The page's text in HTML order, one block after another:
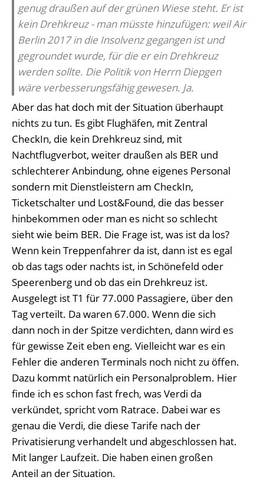
genug draußen auf der grünen Wiese steht. Er ist
kein Drehkreuz - man müsste hinzufügen: weil Air
Berlin 2017 in die Insolvenz gegangen ist und
gegroundet wurde, für die er ein Drehkreuz
werden sollte. Die Politik von Herrn Diepgen
wäre verbesserungsfähig gewesen. Ja.
Aber das hat doch mit der Situation überhaupt
nichts zu tun. Es gibt Flughäfen, mit Zentral
CheckIn, die kein Drehkreuz sind, mit
Nachtflugverbot, weiter draußen als BER und
schlechterer Anbindung, ohne eigenes Personal
sondern mit Dienstleistern am CheckIn,
Ticketschalter und Lost&Found, die das besser
hinbekommen oder man es nicht so schlecht
sieht wie beim BER. Die Frage ist, was ist da los?
Wenn kein Treppenfahrer da ist, dann ist es egal
ob das tags oder nachts ist, in Schönefeld oder
Speerenberg und ob das ein Drehkreuz ist.
Ausgelegt ist T1 für 77.000 Passagiere, über den
Tag verteilt. Da waren 67.000. Wenn die sich
dann noch in der Spitze verdichten, dann wird es
für gewisse Zeit eben eng. Vielleicht war es ein
Fehler die anderen Terminals noch nicht zu öffen.
Dazu kommt natürlich ein Personalproblem. Hier
finde ich es schon fast frech, was Verdi da
verkündet, spricht vom Ratrace. Dabei war es
genau die Verdi, die diese Tarife nach der
Privatisierung verhandelt und abgeschlossen hat.
Mit langer Laufzeit. Die haben einen großen
Anteil an der Situation.